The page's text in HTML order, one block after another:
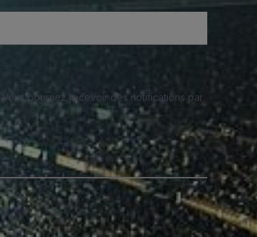
. Vous pourriez recevoir des notifications par